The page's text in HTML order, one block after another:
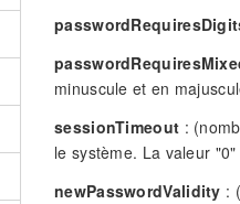
minuscule et en
sessionTimeout :
le système. La valeur
newPasswordValidity :